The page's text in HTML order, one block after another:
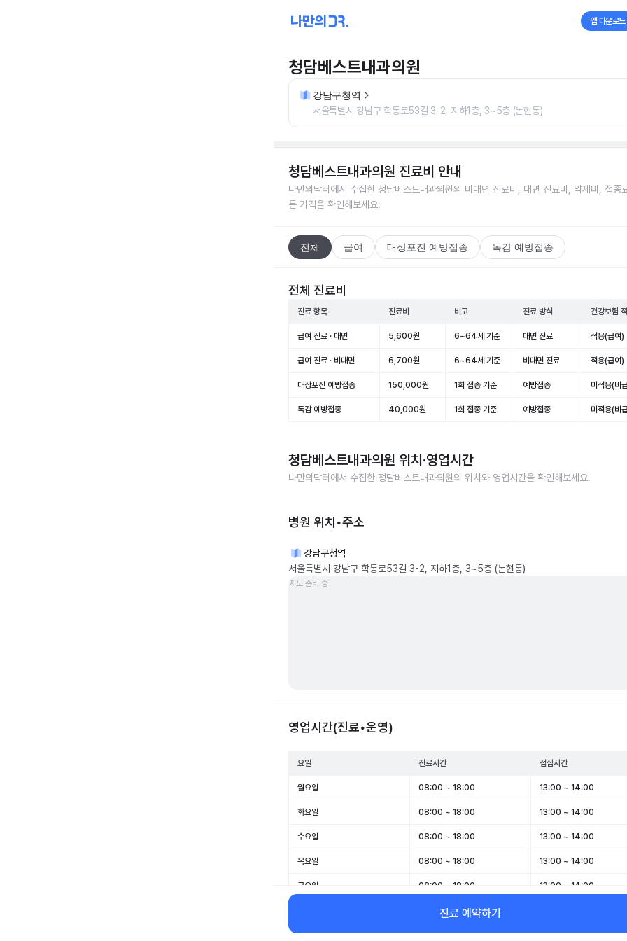
앱 다운로드
청담베스트내과의원
강남구청역
서울특별시 강남구 학동로53길 3-2, 지하1층, 3~5층 (논현동)
청담베스트내과의원 진료비 안내
나만의닥터에서 수집한 청담베스트내과의원의 비대면 진료비, 대면 진료비, 약제비, 접종
든 가격을 확인해보세요.
전체 급여 대상포진 예방접종 독감 예방접종
전체 진료비
진료 항목 진료비 비고 진료 방식 건강보험
급여 진료 · 대면 5,600원 6~64세 기준 대면 진료 적용(급여)
급여 진료 · 비대면 6,700원 6~64세 기준 비대면 진료 적용(급여)
대상포진 예방접종 150,000원 1회 접종 기준 예방접종 미적용(비
독감 예방접종 40,000원 1회 접종 기준 예방접종 미적용(비
청담베스트내과의원 위치·영업시간
나만의닥터에서 수집한 청담베스트내과의원의 위치와 영업시간을 확인해보세요.
병원 위치•주소
강남구청역
서울특별시 강남구 학동로53길 3-2, 지하1층, 3~5층 (논현동)
지도 준비 중
영업시간(진료•운영)
요일 진료시간 점심시간
월요일 08:00 ~ 18:00 13:00 ~ 14:00
화요일 08:00 ~ 18:00 13:00 ~ 14:00
수요일 08:00 ~ 18:00 13:00 ~ 14:00
목요일 08:00 ~ 18:00 13:00 ~ 14:00
금요일 08:00 ~ 18:00 13:00 ~ 14:00
08:00 ~ 13:00
일요일 휴무 -
진료 예약하기